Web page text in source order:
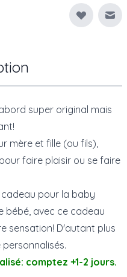
super original mais
mère et fille (ou fils),
faire plaisir ou se faire
cadeau pour la baby
bébé, avec ce cadeau
sensation! D'autant plus
comptez +1-2 jours.